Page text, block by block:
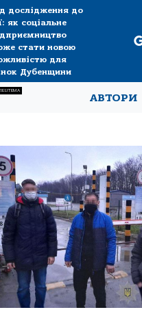
дослідження до
як соціальне
стати новою
для
Дубенщини
АВТОРИ